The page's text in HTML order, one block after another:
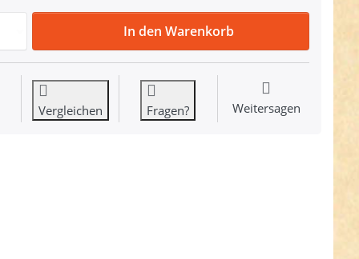
4m Klettband (Flausch & Haken), 50mm breit, Farbe:
In den Warenkorb
Vergleichen Fragen? Weitersagen